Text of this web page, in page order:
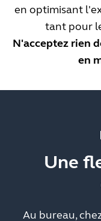
en optimisant
tant pour
N'acceptez rien
en
Une
Au bureau,